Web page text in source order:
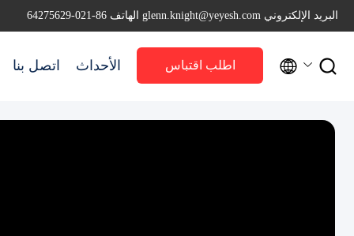
البريد الإلكتروني glenn.knight@yeyesh.com الهاتف 86-021-64275629
اتصل بنا الأحداث اطلب اقتباس  